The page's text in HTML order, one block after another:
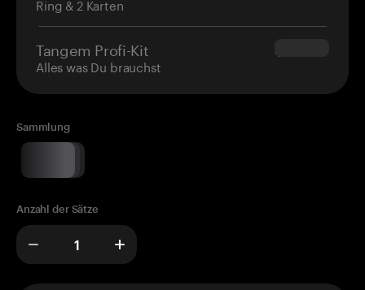
Ring & 2 Karten
Tangem Profi-Kit
Alles was Du brauchst
$180.00
Sammlung
Anzahl der Sätze